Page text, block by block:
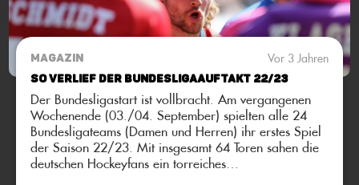
MAGAZIN Vor 3 Jahren
So verlief der Bundesligaauftakt 22/23
Der Bundesligastart ist vollbracht. Am vergangenen
Wochenende (03./04. September) spielten alle 24
Bundesligateams (Damen und Herren) ihr erstes Spiel
der Saison 22/23. Mit insgesamt 64 Toren sahen die
deutschen Hockeyfans ein torreiches